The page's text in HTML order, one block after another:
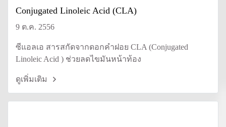
Conjugated Linoleic Acid (CLA)
9 ต.ค. 2556
ซีแอลเอ สารสกัดจากดอกคำฝอย CLA (Conjugated
Linoleic Acid ) ช่วยลดไขมันหน้าท้อง
ดูเพิ่มเติม